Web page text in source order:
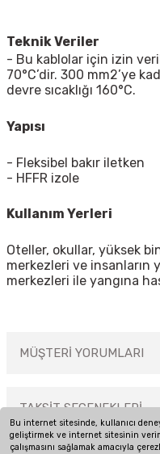
Bu internet sitesinde, kullanıcı
geliştirmek ve internet sitesinin
çalışmasını sağlamak amacıyla
Teknik Veriler
- Bu kablolar için izin
70°C’dir. 300 mm2’ye
devre sıcaklığı 160°C.
Yapısı
- Fleksibel bakır iletken
- HFFR izole
Kullanım Yerleri
Oteller, okullar, yüksek
merkezleri ve insanların
merkezleri ile yangına
MÜŞTERİ YORUMLARI
Bu ürüne
TAKSİT SEÇENEKLERİ